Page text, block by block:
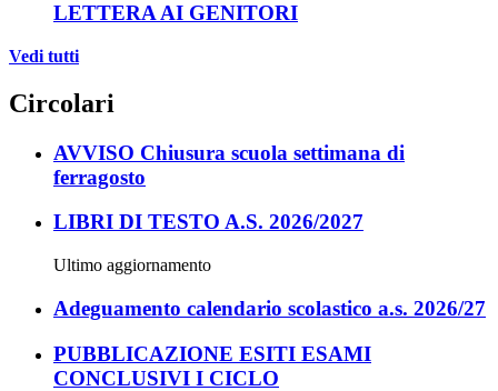
LETTERA AI GENITORI
Vedi tutti
Circolari
AVVISO Chiusura scuola settimana di
ferragosto
LIBRI DI TESTO A.S. 2026/2027
Ultimo aggiornamento
Adeguamento calendario scolastico a.s. 2026/27
PUBBLICAZIONE ESITI ESAMI
CONCLUSIVI I CICLO